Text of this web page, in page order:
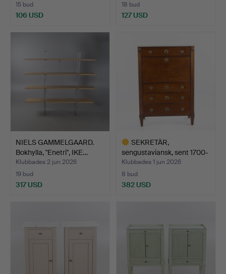
15 bud
106 USD
18 bud
127 USD
NIELS GAMMELGAARD.
Bokhylla, "Enetri", IKE…
Klubbades 2 jun 2026
19 bud
317 USD
SEKRETÄR,
sengustaviansk, sent 1700-
tal / …
Klubbades 1 jun 2026
8 bud
382 USD